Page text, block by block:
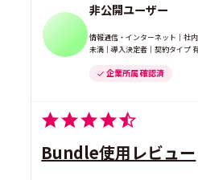
非公開ユーザー
情報通信・インターネット｜社
未満｜導入決定者｜契約タイプ
企業所属 確認済
Bundle使用レビュー